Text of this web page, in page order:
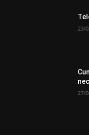
23/
27/